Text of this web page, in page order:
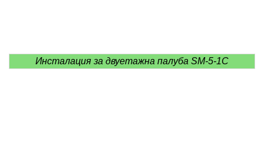
Инсталация за двуетажна палуба SM-5-1C